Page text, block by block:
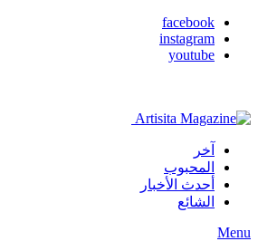
facebook
instagram
youtube
آخر
المحبوب
أحدث الأخبار
الشائع
Menu